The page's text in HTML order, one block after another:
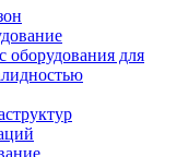
оборудования для